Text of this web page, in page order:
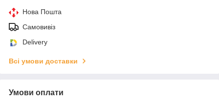
Нова Пошта
Самовивіз
Delivery
Всі умови доставки
Умови оплати